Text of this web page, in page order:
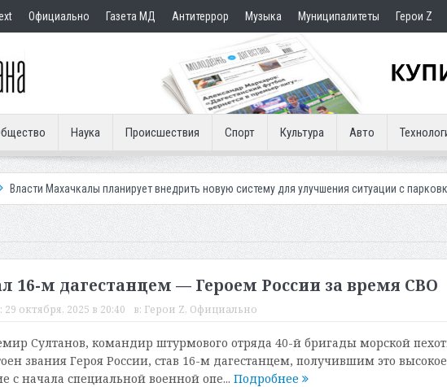
Официально Газета МД Антитеррор Музыка Муниципалитеты Герои Z
Наука Происшествия Спорт Культура Авто
планирует внедрить новую систему для улучшения ситуации с парковками
16-м дагестанцем — Героем России за время СВО
29 октября, 2025 в 20:40 в: Герои Z, Официально
Султанов, командир штурмового отряда 40-й бригады морской
звания Героя России, став 16-м дагестанцем, получившим это высокое
с начала специальной военной опе... Подробнее